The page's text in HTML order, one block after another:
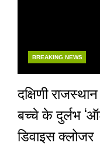
BREAKING NEWS
दक्षिणी
बच्चे के दुर्लभ
डिवाइस क्लोजर